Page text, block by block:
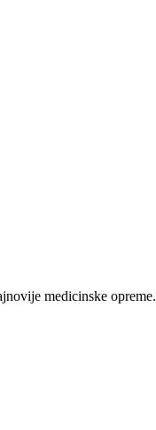
medicinske opreme.